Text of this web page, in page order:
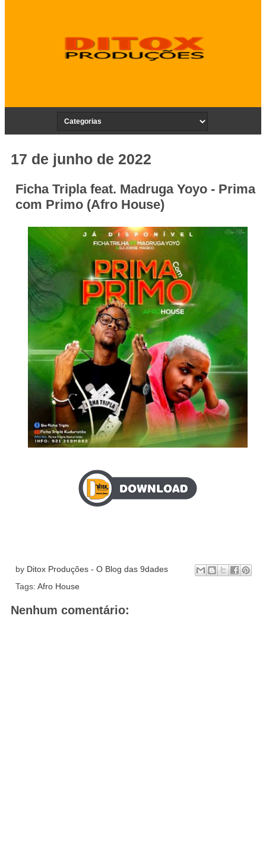
17 de junho de 2022
Ficha Tripla feat. Madruga Yoyo - Prima
com Primo (Afro House)
by Ditox Produções - O Blog das 9dades
Tags: Afro House
Nenhum comentário: